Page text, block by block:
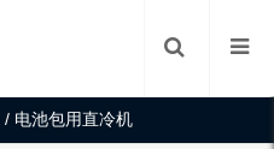
/ 电池包用直冷机